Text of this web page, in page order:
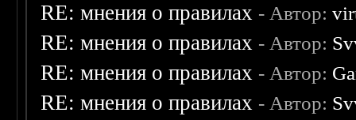
RE: мнения о правилах - Автор:
RE: мнения о правилах - Автор:
RE: мнения о правилах - Автор:
RE: мнения о правилах - Автор: